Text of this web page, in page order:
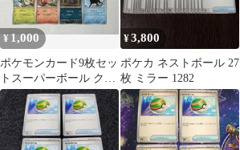
¥ 1,000
ポケモンカード9枚セッ
トスーパーボール クワ
ッス ニャオハ バネブー
マクノシタ
¥3,800
ポケカ ネストボール 27
枚 ミラー 1282